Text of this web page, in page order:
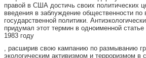
правой в США достичь своих политических
введения в заблуждение общественности по
государственной политики.
придумал этот термин в одноименной
1983 году
, расширив свою кампанию по размыванию
экологическим активизмом и терроризмом в